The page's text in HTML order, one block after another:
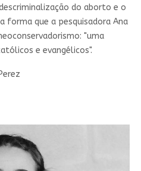
do aborto e o
forma que a pesquisadora Ana
"uma
e evangélicos".